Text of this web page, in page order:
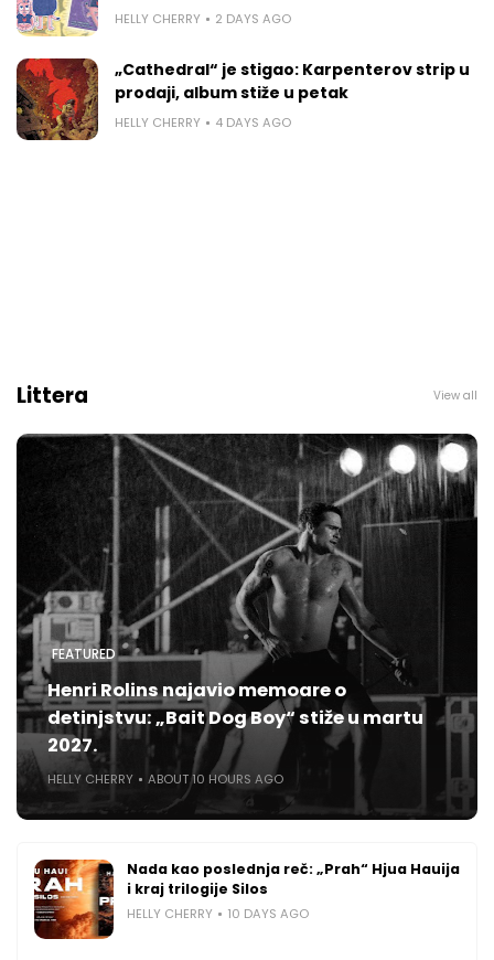
HELLY CHERRY 2 DAYS AGO
„Cathedral“ je stigao: Karpenterov strip u
prodaji, album stiže u petak
HELLY CHERRY 4 DAYS AGO
Littera View all
FEATURED
Henri Rolins najavio memoare o
detinjstvu: „Bait Dog Boy“ stiže u martu
2027.
HELLY CHERRY ABOUT 10 HOURS AGO
Nada kao poslednja reč: „Prah“ Hjua Hauija
i kraj trilogije Silos
HELLY CHERRY 10 DAYS AGO